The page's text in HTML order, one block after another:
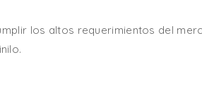
los altos requerimientos del